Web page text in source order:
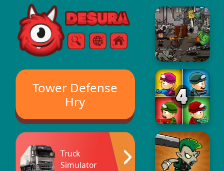
Free Online Games
Vyhledávání
Menu
Tower Defense
Hry
Truck
Simulator